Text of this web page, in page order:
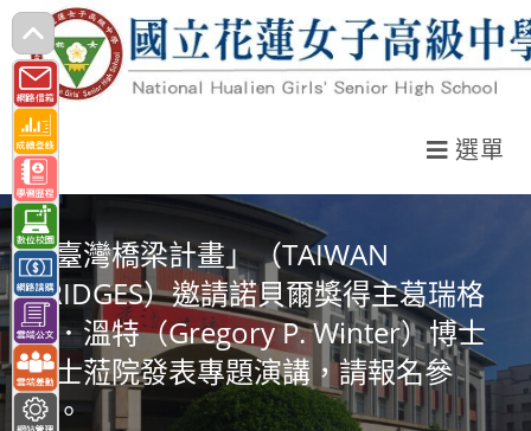
跳
轉
至
主
要
內
容
選單
「臺灣橋梁計畫」（TAIWAN
BRIDGES）邀請諾貝爾獎得主葛瑞格
利．溫特（Gregory P. Winter）博士
爵士蒞院發表專題演講，請報名參
加。